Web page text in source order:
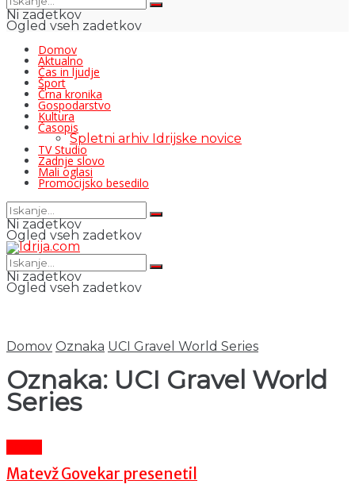
Ni zadetkov
Ogled vseh zadetkov
Domov
Aktualno
Čas in ljudje
Šport
Črna kronika
Gospodarstvo
Kultura
Časopis
Spletni arhiv Idrijske novice
TV Studio
Zadnje slovo
Mali oglasi
Promocijsko besedilo
Ni zadetkov
Ogled vseh zadetkov
Ni zadetkov
Ogled vseh zadetkov
Domov Oznaka UCI Gravel World Series
Oznaka: UCI Gravel World
Series
Matevž Govekar presenetil